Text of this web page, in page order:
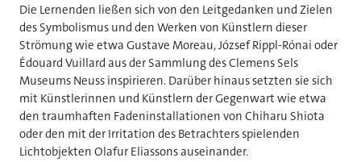
Die Lernenden ließen sich von den Leitgedanken und Zielen
des Symbolismus und den Werken von Künstlern dieser
Strömung wie etwa Gustave Moreau, József Rippl-Rónai oder
Édouard Vuillard aus der Sammlung des Clemens Sels
Museums Neuss inspirieren. Darüber hinaus setzten sie sich
mit Künstlerinnen und Künstlern der Gegenwart wie etwa
den traumhaften Fadeninstallationen von Chiharu Shiota
oder den mit der Irritation des Betrachters spielenden
Lichtobjekten Olafur Eliassons auseinander.